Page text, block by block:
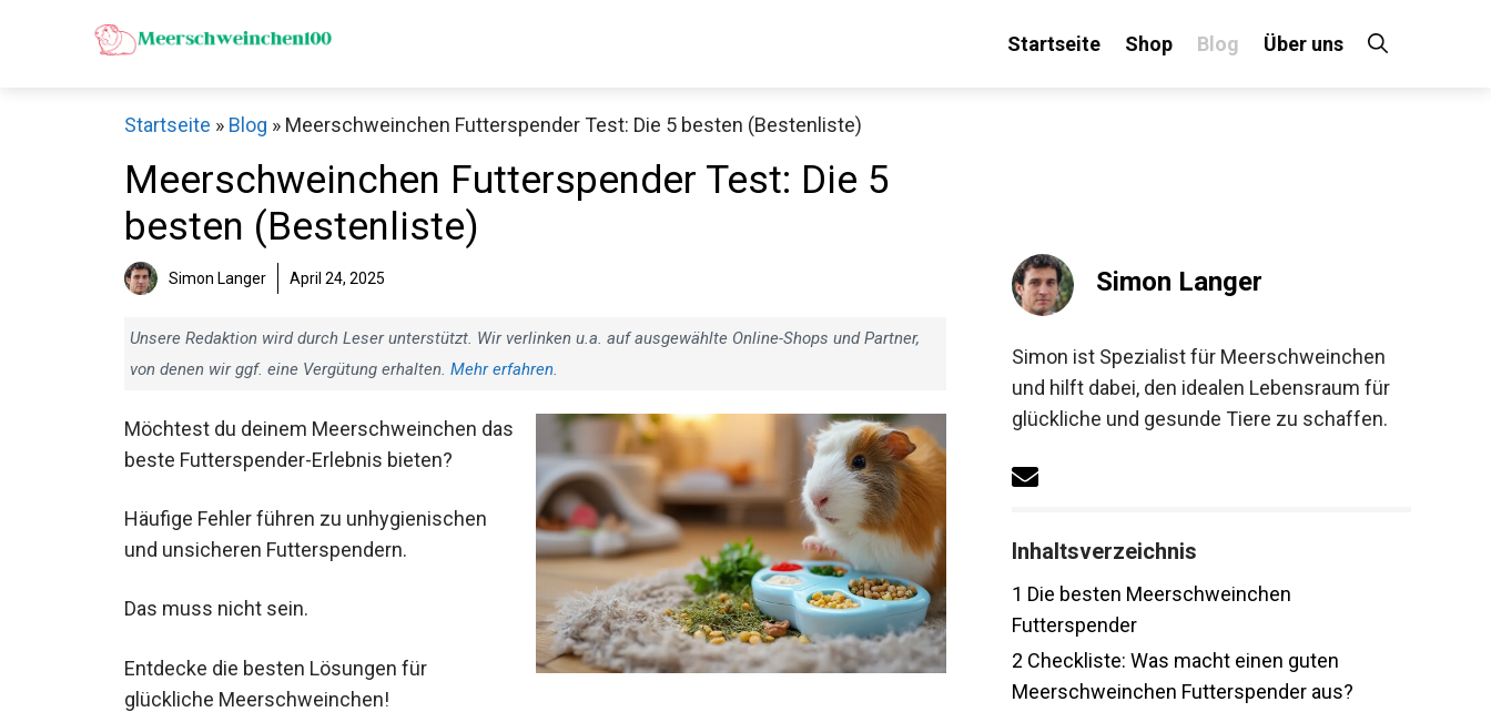
Startseite Shop Blog Über uns
Startseite » Blog » Meerschweinchen Futterspender Test: Die 5 besten (Bestenliste)
Meerschweinchen Futterspender Test: Die 5
besten (Bestenliste)
Simon Langer April 24, 2025
Unsere Redaktion wird durch Leser unterstützt. Wir verlinken u.a. auf ausgewählte Online-Shops und Partner,
von denen wir ggf. eine Vergütung erhalten. Mehr erfahren.
Möchtest du deinem Meerschweinchen das
beste Futterspender-Erlebnis bieten?
Häufige Fehler führen zu unhygienischen
und unsicheren Futterspendern.
Das muss nicht sein.
Entdecke die besten Lösungen für
glückliche Meerschweinchen!
Simon Langer
Simon ist Spezialist für Meerschweinchen
und hilft dabei, den idealen Lebensraum für
glückliche und gesunde Tiere zu schaffen.
Inhaltsverzeichnis
1 Die besten Meerschweinchen
Futterspender
2 Checkliste: Was macht einen guten
Meerschweinchen Futterspender aus?